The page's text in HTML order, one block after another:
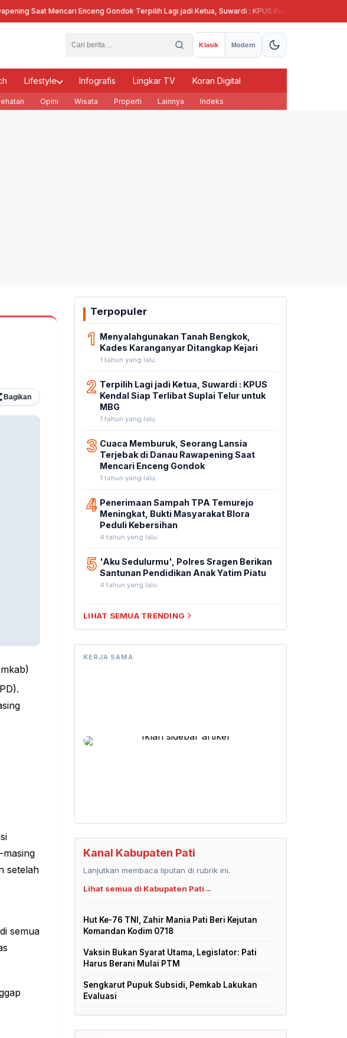
Saat Mencari Enceng Gondok·Terpilih Lagi jadi Ketua, Suwardi : KPUS Kendal Siap Terlibat Suplai
Klasik Modern
Lifestyle Infografis Lingkar TV Koran Digital
Opini Wisata Properti Lainnya Indeks
Bagikan
masing
setelah
semua
Terpopuler
1 Menyalahgunakan Tanah Bengkok,
Kades Karanganyar Ditangkap Kejari
1 tahun yang lalu
2 Terpilih Lagi jadi Ketua, Suwardi : KPUS
Kendal Siap Terlibat Suplai Telur untuk
MBG
1 tahun yang lalu
3 Cuaca Memburuk, Seorang Lansia
Terjebak di Danau Rawapening Saat
Mencari Enceng Gondok
1 tahun yang lalu
4 Penerimaan Sampah TPA Temurejo
Meningkat, Bukti Masyarakat Blora
Peduli Kebersihan
4 tahun yang lalu
5 'Aku Sedulurmu', Polres Sragen Berikan
Santunan Pendidikan Anak Yatim Piatu
4 tahun yang lalu
LIHAT SEMUA TRENDING
KERJA SAMA
Kanal Kabupaten Pati
Lanjutkan membaca liputan di rubrik ini.
Lihat semua di Kabupaten Pati→
Hut Ke-76 TNI, Zahir Mania Pati Beri Kejutan
Komandan Kodim 0718
Vaksin Bukan Syarat Utama, Legislator: Pati
Harus Berani Mulai PTM
Sengkarut Pupuk Subsidi, Pemkab Lakukan
Evaluasi